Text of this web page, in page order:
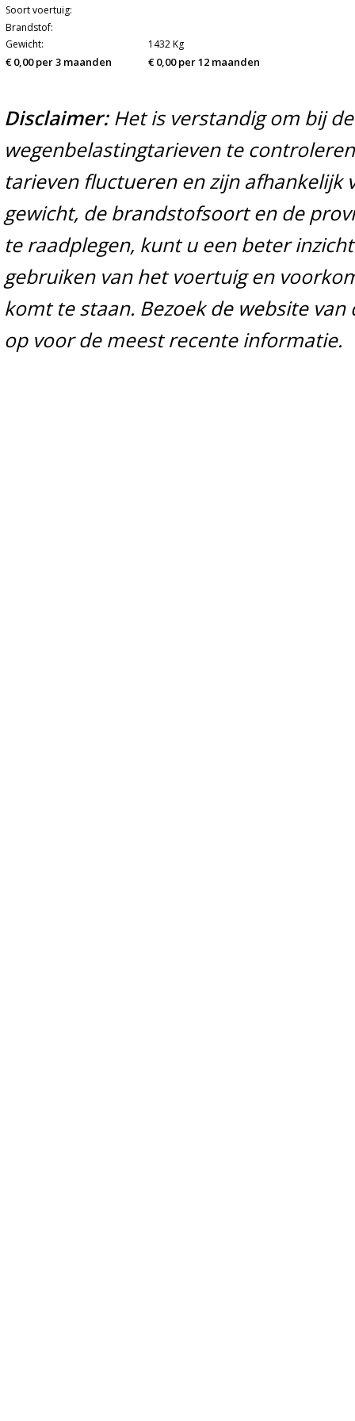
Soort voertuig:
Brandstof:
Gewicht:
1432 Kg
€ 0,00 per 3 maanden € 0,00 per 12 maanden
Disclaimer:Het is verstandig om bij
wegenbelastingtarieven te
tarieven fluctueren en zijn afhankelijk
gewicht, de brandstofsoort en de
te raadplegen, kunt u een beter
gebruiken van het voertuig en
komt te staan. Bezoek de website
op voor de meest recente informatie.